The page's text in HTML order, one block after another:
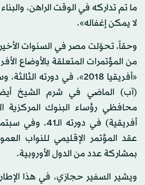
ما تم تداركه في الوقت الراهن،
لا يمكن إغفاله».
وحقاً، تحوّلت مصر في السنوات
من المؤتمرات المتعلقة بالأوضاع
«أفريقيا 2018»، في دورته
(آب) الماضي في شرم الشيخ
أفريقية) في دورته
عقد المؤتمر الإقليمي للنواب
بمشاركة عدد من الدول الأوروبية.
ويشير السفير حجازي، في هذا